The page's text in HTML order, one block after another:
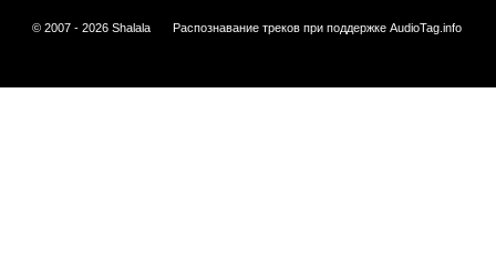
© 2007 - 2026 Shalala Распознавание треков при поддержке AudioTag.info